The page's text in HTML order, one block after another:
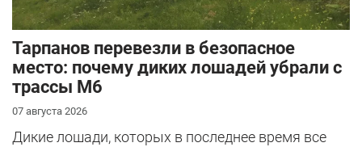
Тарпанов перевезли в безопасное
место: почему диких лошадей убрали с
трассы М6
07 августа 2026
Дикие лошади, которых в последнее время все